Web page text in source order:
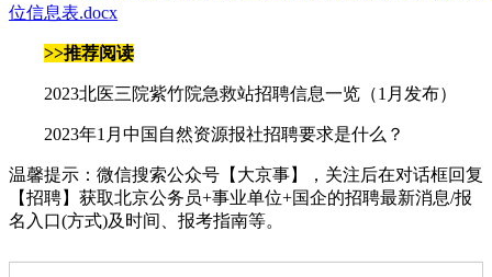
位信息表.docx
>>推荐阅读
2023北医三院紫竹院急救站招聘信息一览（1月发布）
2023年1月中国自然资源报社招聘要求是什么？
温馨提示：微信搜索公众号【 大京事】，关注后在对话框回复
【招聘】获取北京公务员+事业单位+国企的招聘最新消息/报
名入口(方式)及时间、报考指南等。